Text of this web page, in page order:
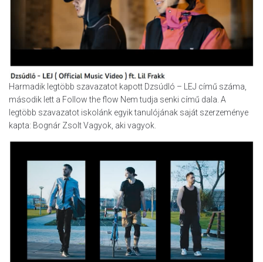
Harmadik legtöbb szavazatot kapott Dzsúdló – LEJ című száma,
második lett a Follow the flow Nem tudja senki című dala. A
legtöbb szavazatot iskolánk egyik tanulójának saját szerzeménye
kapta: Bognár Zsolt Vagyok, aki vagyok.